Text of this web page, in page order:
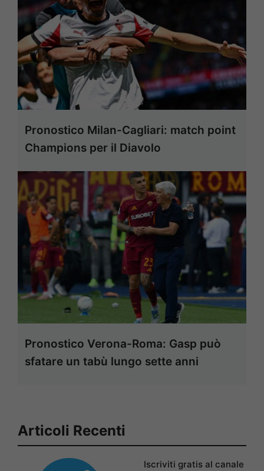
Pronostico Milan-Cagliari: match point
Champions per il Diavolo
Pronostico Verona-Roma: Gasp può
sfatare un tabù lungo sette anni
Articoli Recenti
Iscriviti gratis al canale